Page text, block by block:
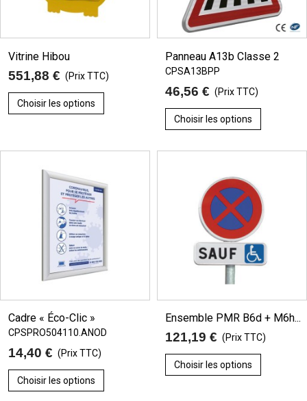
Vitrine Hibou
551,88 € (Prix TTC)
Choisir les options
Panneau A13b Classe 2
CPSA13BPP
46,56 € (Prix TTC)
Choisir les options
Cadre « Éco-Clic »
CPSPRO504110.ANOD
14,40 € (Prix TTC)
Choisir les options
Ensemble PMR B6d + M6h...
121,19 € (Prix TTC)
Choisir les options